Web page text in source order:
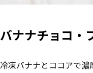
バナナチョコ・
冷凍バナナとココアで濃